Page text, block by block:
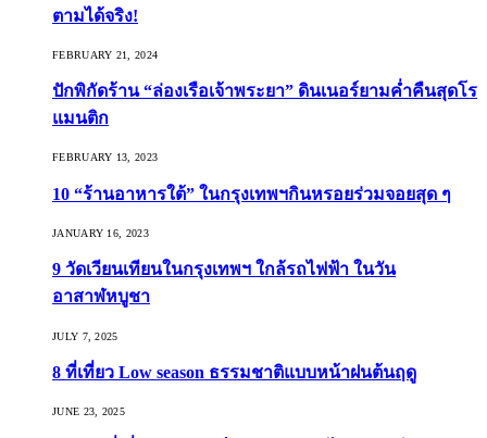
ตามได้จริง!
FEBRUARY 21, 2024
ปักพิกัดร้าน “ล่องเรือเจ้าพระยา” ดินเนอร์ยามค่ำคืนสุดโร
แมนติก
FEBRUARY 13, 2023
10 “ร้านอาหารใต้” ในกรุงเทพฯกินหรอยร่วมจอยสุด ๆ
JANUARY 16, 2023
9 วัดเวียนเทียนในกรุงเทพฯ ใกล้รถไฟฟ้า ในวัน
อาสาฬหบูชา
JULY 7, 2025
8 ที่เที่ยว Low season ธรรมชาติแบบหน้าฝนต้นฤดู️
JUNE 23, 2025